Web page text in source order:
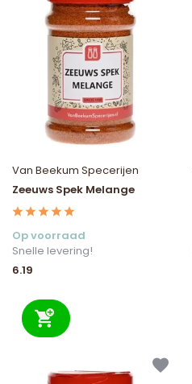
Van Beekum Specerijen
Zeeuws Spek Melange
Op voorraad
Snelle levering!
6.19